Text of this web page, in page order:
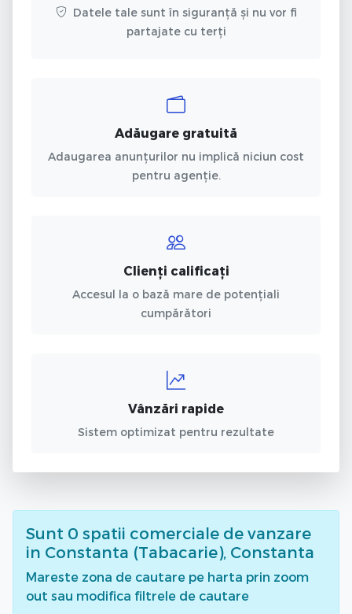
Datele tale sunt în siguranță și nu vor fi
partajate cu terți
Adăugare gratuită
Adaugarea anunțurilor nu implică niciun cost
pentru agenție.
Clienți calificați
Accesul la o bază mare de potențiali
cumpărători
Vânzări rapide
Sistem optimizat pentru rezultate
Sunt 0 spatii comerciale de vanzare
in Constanta (Tabacarie), Constanta
Mareste zona de cautare pe harta prin zoom
out sau modifica filtrele de cautare